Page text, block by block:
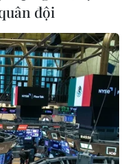
trời trong mùa
đội